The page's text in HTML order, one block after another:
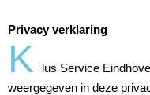
Privacy verklaring
K
lus Service
weergegeven in deze